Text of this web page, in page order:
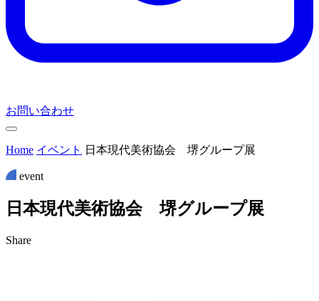
お問い合わせ
Home イベント 日本現代美術協会 堺グループ展
event
日 本現代美術協会 堺グループ展
Share